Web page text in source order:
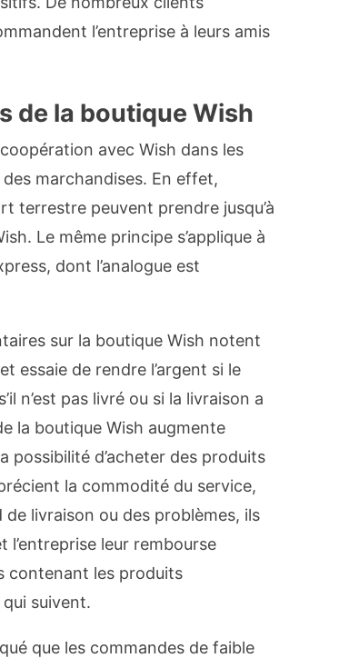
l’entreprise à leurs amis
de la boutique Wish
avec Wish dans les
marchandises. En effet,
terrestre peuvent prendre jusqu’à
Le même principe s’applique à
dont l’analogue est
sur la boutique Wish notent
essaie de rendre l’argent si le
n’est pas livré ou si la livraison a
la boutique Wish augmente
possibilité d’acheter des produits
la commodité du service,
livraison ou des problèmes, ils
leur rembourse
contenant les produits
suivent.
que les commandes de faible